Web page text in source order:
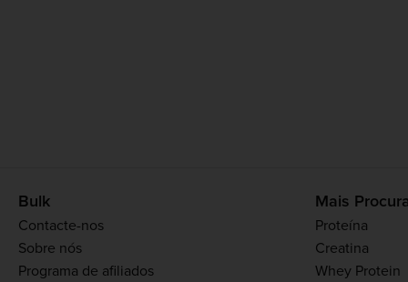
Bulk
Contacte-nos
Sobre nós
Programa de afiliados
Mais
Proteína
Creatina
Whey Protein